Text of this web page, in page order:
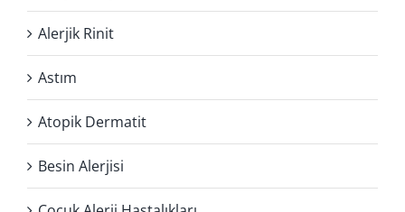
Alerjik Rinit
Astım
Atopik Dermatit
Besin Alerjisi